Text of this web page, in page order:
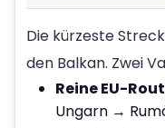
Die kürzeste
den Balkan. Zwei
Reine EU-
Ungarn →